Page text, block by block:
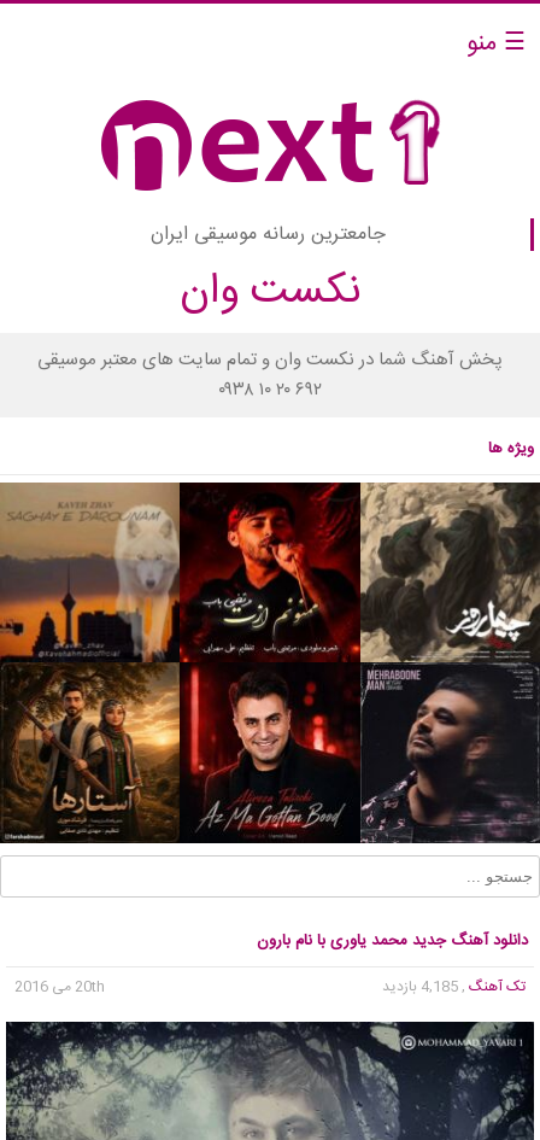
☰ منو
جامعترین رسانه موسیقی ایران
نکست وان
پخش آهنگ شما در نکست وان و تمام سایت های معتبر موسیقی
۰۹۳۸ ۱۰ ۲۰ ۶۹۲
ویژه ها
دانلود آهنگ جدید محمد یاوری با نام بارون
تک آهنگ , 4,185 بازدید 20th می 2016